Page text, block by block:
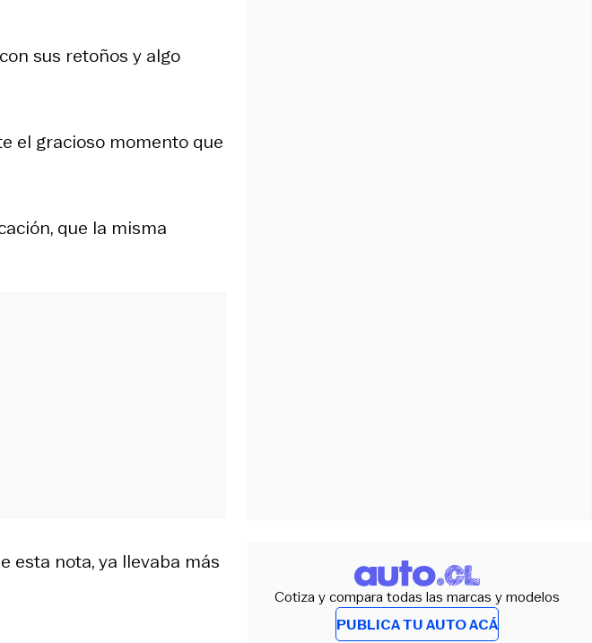
sus retoños y algo
el gracioso momento que
que la misma
esta nota, ya llevaba más
Cotiza y compara todas las marcas y modelos
PUBLICA TU AUTO ACÁ